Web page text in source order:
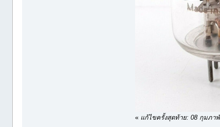
« แก้ไขครั้งสุดท้าย: 08 กุมภา